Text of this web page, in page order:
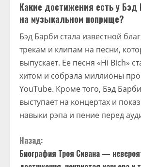
Какие достижения есть у Бэд
на музыкальном поприще?
Бэд Барби стала известной
трекам и клипам на песни,
выпускает. Ее песня «Hi Bich»
хитом и собрала миллионы
YouTube. Кроме того, Бэд
выступает на концертах и
навыки рэпа и пение перед
П
Назад:
Биография Троя Сивана —